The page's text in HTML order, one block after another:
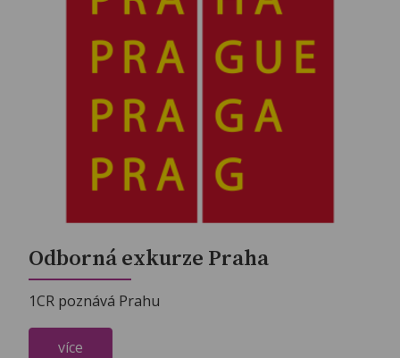
Odborná exkurze Praha
1CR poznává Prahu
více